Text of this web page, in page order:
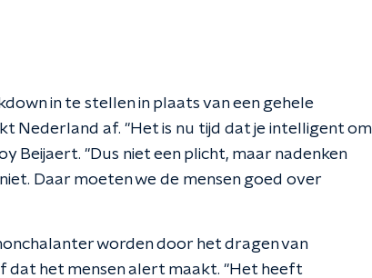
in te stellen in plaats van een gehele
Nederland af. "Het is nu tijd dat je intelligent om
Beijaert. "Dus niet een plicht, maar nadenken
Daar moeten we de mensen goed over
worden door het dragen van
dat het mensen alert maakt. "Het heeft